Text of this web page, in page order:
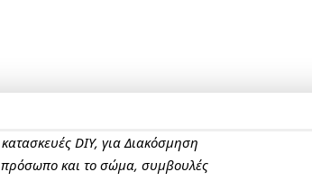
DIY, για Διακόσμηση
πρόσωπο και το σώμα, συμβουλές